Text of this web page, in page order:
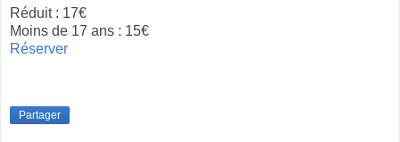
Réduit : 17€
Moins de 17 ans : 15€
Réserver
Partager